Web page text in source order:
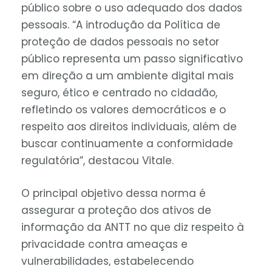
público sobre o uso adequado dos dados
pessoais. “A introdução da Política de
proteção de dados pessoais no setor
público representa um passo significativo
em direção a um ambiente digital mais
seguro, ético e centrado no cidadão,
refletindo os valores democráticos e o
respeito aos direitos individuais, além de
buscar continuamente a conformidade
regulatória”, destacou Vitale.
O principal objetivo dessa norma é
assegurar a proteção dos ativos de
informação da ANTT no que diz respeito à
privacidade contra ameaças e
vulnerabilidades, estabelecendo